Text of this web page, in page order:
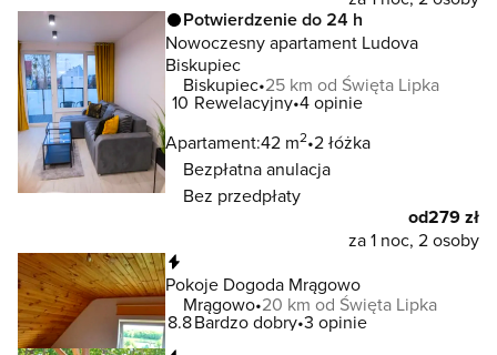
Potwierdzenie do 24 h
Nowoczesny apartament Ludova
Biskupiec
Biskupiec 25 km od Święta Lipka
10 Rewelacyjny 4 opinie
Apartament:42 m2 2 łóżka
Bezpłatna anulacja
Bez przedpłaty
od279 zł
za 1 noc, 2 osoby
Pokoje Dogoda Mrągowo
Mrągowo 20 km od Święta Lipka
8.8Bardzo dobry 3 opinie